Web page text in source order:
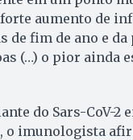
aumento de
de fim de ano e da
(…) o pior ainda
do Sars-CoV-2
o imunologista